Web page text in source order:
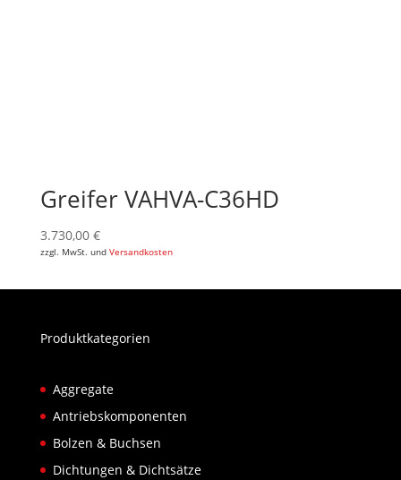
Greifer VAHVA-C36HD
3.730,00 €
zzgl. MwSt. und Versandkosten
Produktkategorien
Aggregate
Antriebskomponenten
Bolzen & Buchsen
Dichtungen & Dichtsätze